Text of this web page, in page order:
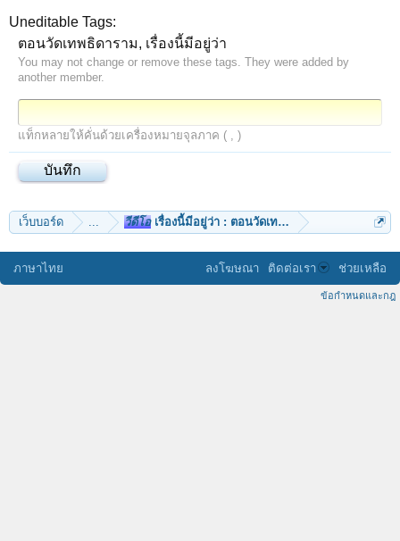
Uneditable Tags:
ตอนวัดเทพธิดาราม, เรื่องนี้มีอยู่ว่า
You may not change or remove these tags. They were added by
another member.
แท็กหลายให้คั่นด้วยเครื่องหมายจุลภาค ( , )
เว็บบอร์ด ... วีดีโอเรื่องนี้มีอยู่ว่า : ตอนวัดเทพธิดาราม
ภาษาไทย ลงโฆษณา ติดต่อเรา ช่วยเหลือ
ข้อกำหนดและกฎ